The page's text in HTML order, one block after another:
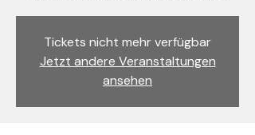
Tickets nicht mehr verfügbar
Jetzt andere Veranstaltungen
ansehen